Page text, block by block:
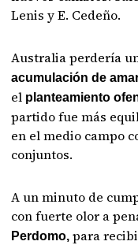
Lenis y E. Cedeño.
Australia perdería
acumulación de
el planteamiento
partido fue más
en el medio campo
conjuntos.
A un minuto de
con fuerte olor a
Perdomo, para